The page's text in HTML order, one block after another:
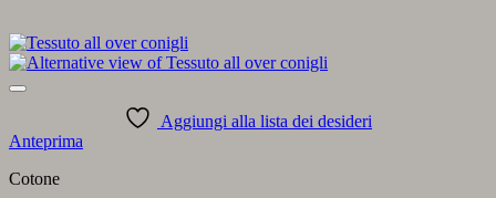
Aggiungi alla lista dei desideri
Anteprima
Cotone